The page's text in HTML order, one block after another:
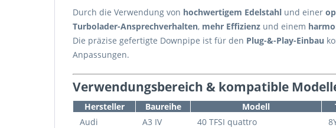
Durch die Verwendung von hochwertigem Edelstahl und einer
Turbolader-Ansprechverhalten, mehr Effizienz und einem
Die präzise gefertigte Downpipe ist für den Plug-&-Play-Einbau
Anpassungen.
Verwendungsbereich & kompatible
Hersteller Baureihe Modell
Audi
A3 IV 40 TFSI quattro